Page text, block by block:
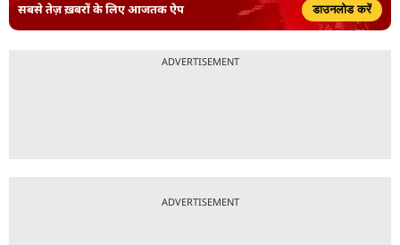
सबसे तेज़ ख़बरों के लिए आजतक ऐप डाउनलोड करें
ADVERTISEMENT
ADVERTISEMENT